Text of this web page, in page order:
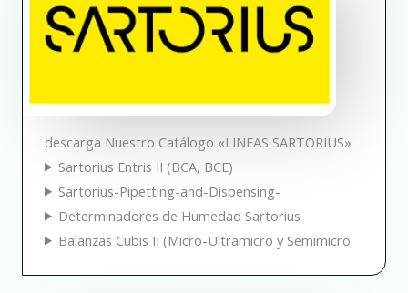
descarga Nuestro Catálogo «LINEAS SARTORIUS»
Sartorius Entris II (BCA, BCE)
Sartorius-Pipetting-and-Dispensing-
Determinadores de Humedad Sartorius
Balanzas Cubis II (Micro-Ultramicro y Semimicro